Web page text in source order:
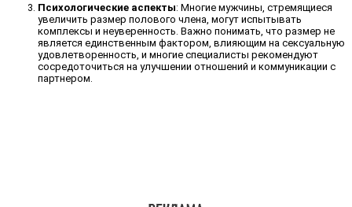
Психологические аспекты: Многие мужчины, стремящиеся
увеличить размер полового члена, могут испытывать
комплексы и неуверенность. Важно понимать, что размер не
является единственным фактором, влияющим на сексуальную
удовлетворенность, и многие специалисты рекомендуют
сосредоточиться на улучшении отношений и коммуникации с
партнером.